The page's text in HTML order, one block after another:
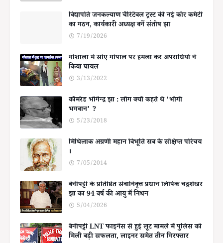
विद्यापति जनकल्याण चैरिटेबल ट्रस्ट की नई कोर कमेटी
का गठन, कार्यकारी अध्यक्ष बनें संतोष झा
7/19/2026
गोशाला में सोए गोपाल पर हमला कर अपराधियों ने
किया घायल
3/13/2022
कॉमरेड भोगेन्द्र झा : लोग क्यों कहते थे 'भोगी
भगवान' ?
5/23/2018
मिथिलाक अग्रणी महान बिभूति सब के संक्षिप्त परिचय
।
7/05/2014
बेनीपट्टी के प्रतिष्ठित सेवानिवृत्त प्रधान लिपिक चंद्रशेखर
झा का 94 वर्ष की आयु में निधन
5/04/2026
बेनीपट्टी LNT फाइनेंस से हुई लूट मामले में पुलिस को
मिली बड़ी सफलता, लाइनर समेत तीन गिरफ्तार